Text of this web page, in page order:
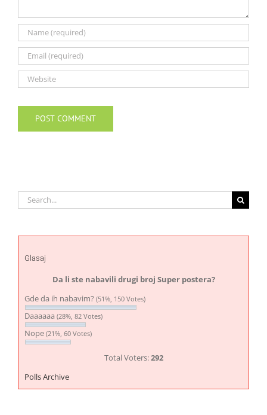
Search
for:
Glasaj
Da li ste nabavili drugi broj Super postera?
Gde da ih nabavim? (51%, 150 Votes)
Daaaaaa (28%, 82 Votes)
Nope (21%, 60 Votes)
Total Voters:292
Polls Archive